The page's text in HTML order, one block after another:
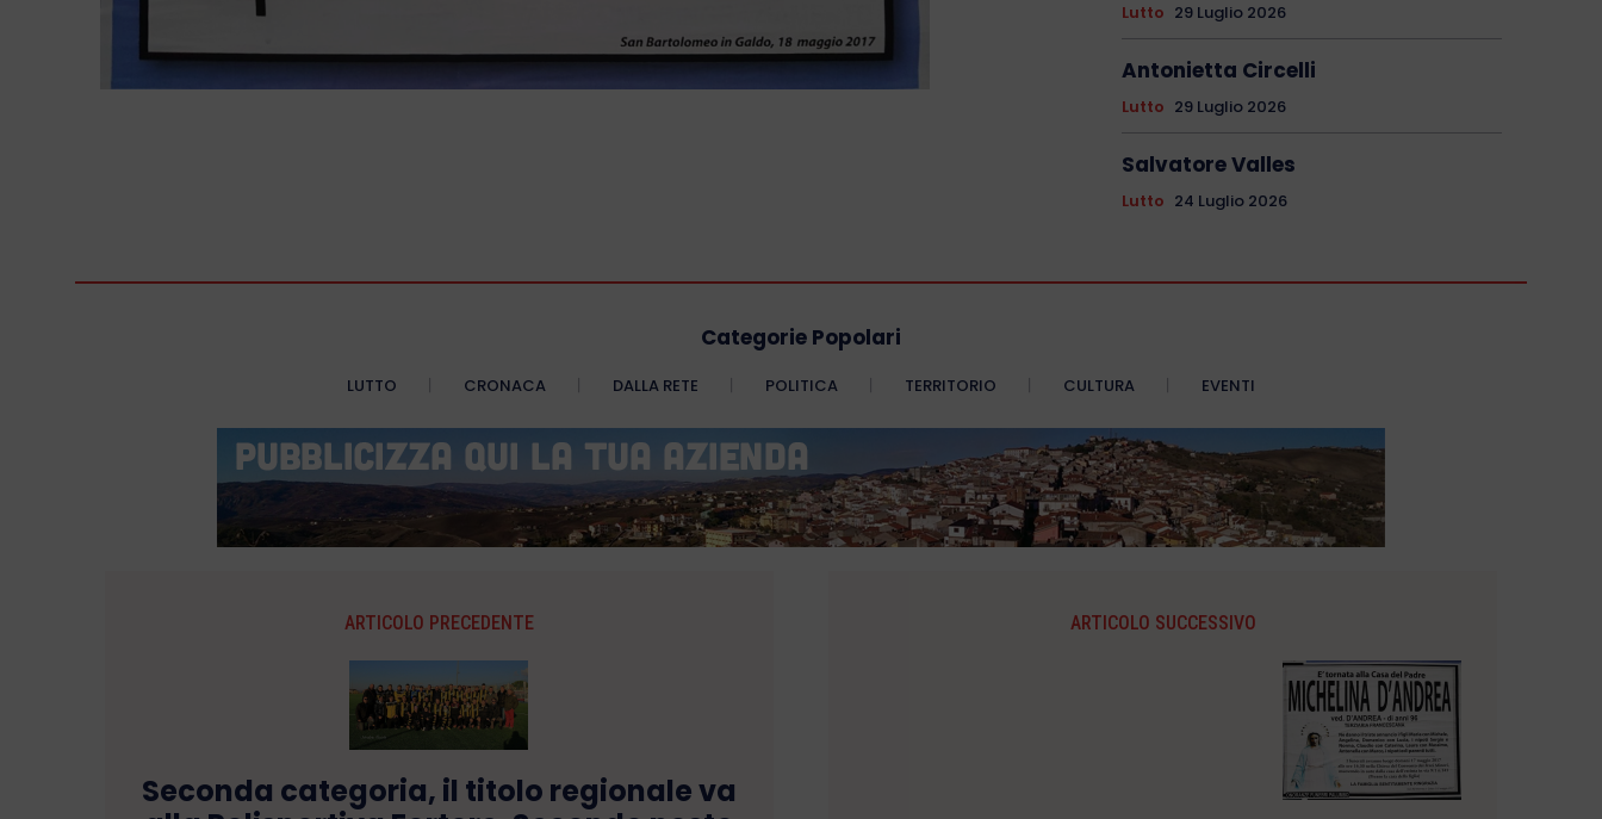
Lutto 29 Luglio 2026
Antonietta Circelli
Lutto 29 Luglio 2026
Salvatore Valles
Lutto 24 Luglio 2026
Categorie Popolari
LUTTO CRONACA DALLA RETE POLITICA TERRITORIO CULTURA EVENTI
ARTICOLO PRECEDENTE
Seconda categoria, il titolo regionale va
ARTICOLO SUCCESSIVO